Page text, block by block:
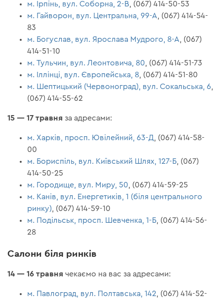
м. Ірпінь, вул. Соборна, 2-В , (067) 414-50-53
м. Гайворон, вул. Центральна, 99-А , (067) 414-54-
83
м. Богуслав, вул. Ярослава Мудрого, 8-А , (067)
414-51-10
м. Тульчин, вул. Леонтовича, 80 , (067) 414-51-73
м. Іллінці, вул. Європейська, 8 , (067) 414-51-80
м. Шептицький (Червоноград), вул. Сокальська, 6
(067) 414-55-62
15 — 17 травня за адресами:
м. Харків, просп. Ювілейний, 63-Д , (067) 414-58-
00
м. Бориспіль, вул. Київський Шлях, 127-Б , (067)
414-50-25
м. Городище, вул. Миру, 50 , (067) 414-59-25
м. Канів, вул. Енергетиків, 1 (біля центрального
ринку) , (067) 414-59-10
м. Подільськ, просп. Шевченка, 1-Б , (067) 414-56-
28
Салони біля ринків
14 — 16 травня чекаємо на вас за адресами:
м. Павлоград, вул. Полтавська, 142, (067) 414-52-